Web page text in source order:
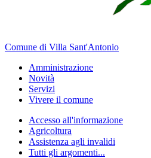
Comune di Villa Sant'Antonio
Amministrazione
Novità
Servizi
Vivere il comune
Accesso all'informazione
Agricoltura
Assistenza agli invalidi
Tutti gli argomenti...